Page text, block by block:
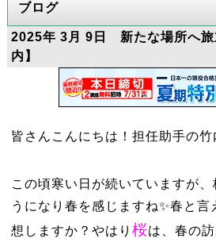
ブログ
2025年 3月 9日 新たな場所へ旅
内】
皆さんこんにちは！担任助手の竹
この頃寒い日が続いていますが
うになり春を感じますね✨春と
想しますか？やはり 桜は、春の